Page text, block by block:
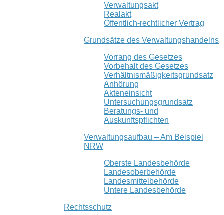
Verwaltungsakt
Realakt
Öffentlich-rechtlicher Vertrag
Grundsätze des Verwaltungshandelns
Vorrang des Gesetzes
Vorbehalt des Gesetzes
Verhältnismäßigkeitsgrundsatz
Anhörung
Akteneinsicht
Untersuchungsgrundsatz
Beratungs- und
Auskunftspflichten
Verwaltungsaufbau – Am Beispiel
NRW
Oberste Landesbehörde
Landesoberbehörde
Landesmittelbehörde
Untere Landesbehörde
Rechtsschutz